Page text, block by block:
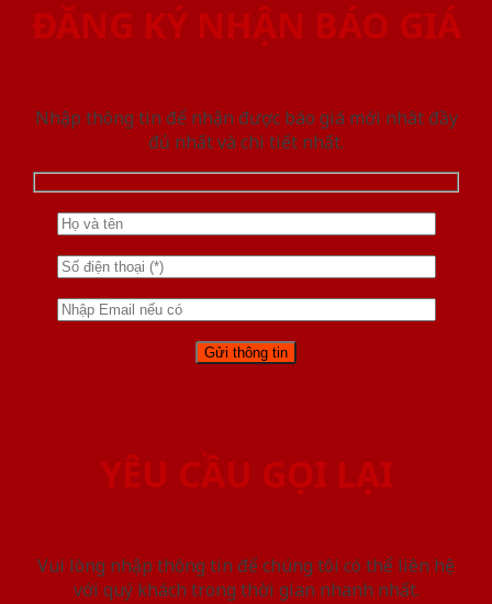
ĐĂNG KÝ NHẬN BÁO GIÁ
Nhập thông tin để nhận được báo giá mới nhât đầy
đủ nhất và chi tiết nhất.
YÊU CẦU GỌI LẠI
Vui lòng nhập thông tin để chúng tôi có thể liên hệ
với quý khách trong thời gian nhanh nhất.